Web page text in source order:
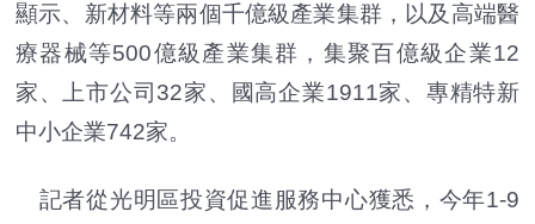
顯示、新材料等兩個千億級產業集群，以及高端醫
療器械等500億級產業集群，集聚百億級企業12
家、上市公司32家、國高企業1911家、專精特新
中小企業742家。
記者從光明區投資促進服務中心獲悉，今年1-9